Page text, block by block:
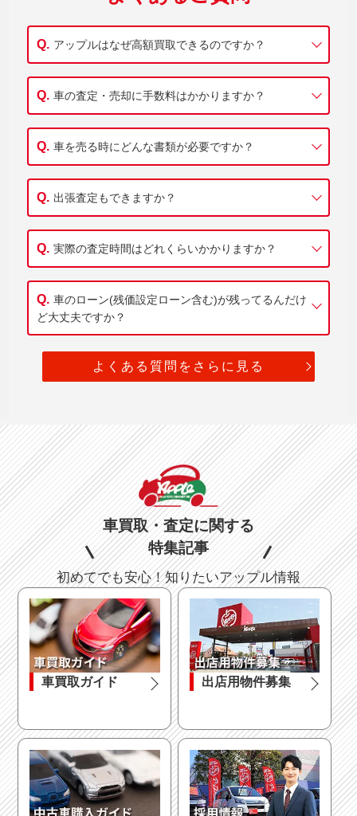
アップルはなぜ高額買取できるのですか？
車の査定・売却に手数料はかかりますか？
車を売る時にどんな書類が必要ですか？
出張査定もできますか？
実際の査定時間はどれくらいかかりますか？
車のローン(残価設定ローン含む)が残ってるんだけ
ど大丈夫ですか？
よくある質問をさらに見る
車買取・査定に関する
特集記事
初めてでも安心！知りたいアップル情報
車買取ガイド 出店用物件募集